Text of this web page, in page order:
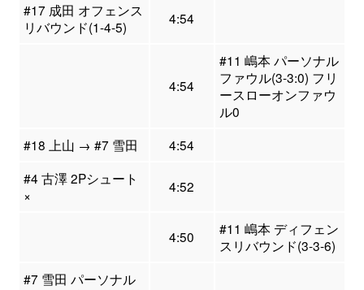
#17 成田 オフェンス
リバウンド(1-4-5)
4:54
4:54
#11 嶋本 パーソナル
ファウル(3-3:0) フリ
ースローオンファウ
ル0
#18 上山 → #7 雪田
4:54
#4 古澤 2Pシュート
×
4:52
4:50
#11 嶋本 ディフェン
スリバウンド(3-3-6)
#7 雪田 パーソナル